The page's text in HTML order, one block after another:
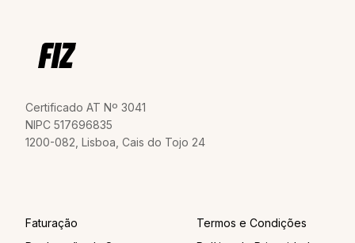
Certificado AT Nº 3041
NIPC 517696835
1200-082, Lisboa, Cais do Tojo 24
Faturação
Termos e Condições